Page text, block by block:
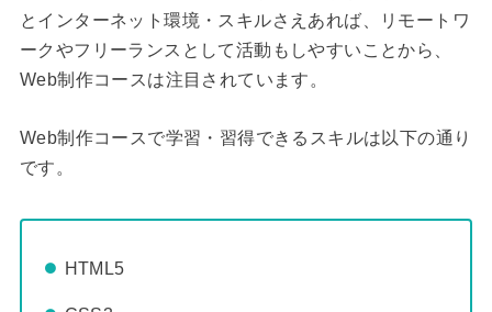
とインターネット環境・スキルさえあれば、リモートワ
ークやフリーランスとして活動もしやすいことから、
Web制作コースは注目されています。
Web制作コースで学習・習得できるスキルは以下の通り
です。
HTML5